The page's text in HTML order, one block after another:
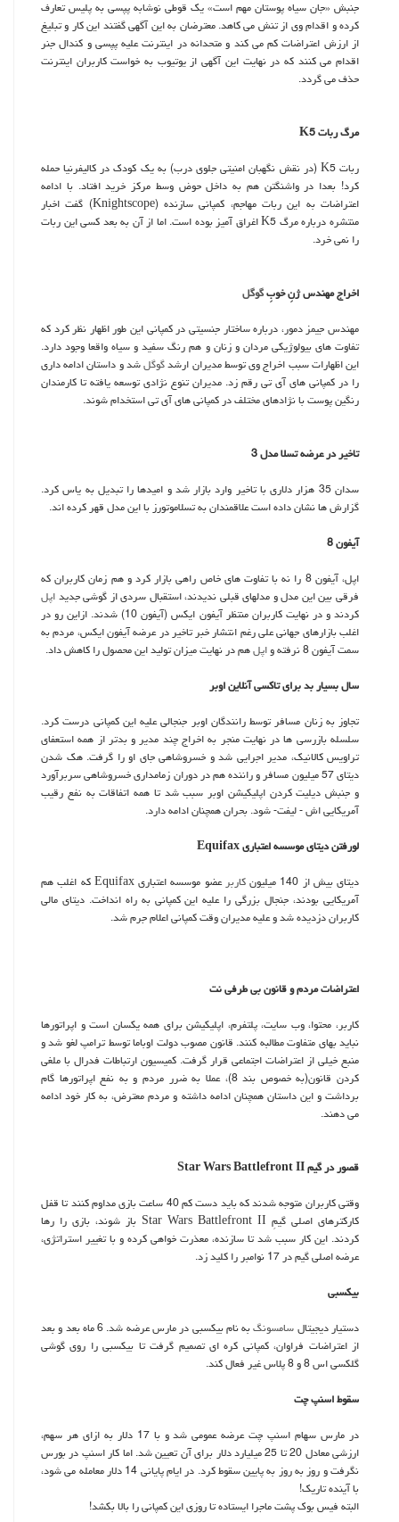
جنبش «جان سیاه پوستان مهم است» یك قوطی نوشابه پپسی به پلیس تعارف
كرده و اقدام وی از تنش می كاهد. معترضان به این آگهی گفتند این كار و تبلیغ
از ارزش اعتراضات كم می كند و متحدانه در اینترنت علیه پپسی و كندال جنر
اقدام می كنند كه در نهایت این آگهی از یوتیوب به خواست كاربران اینترنت
حذف می گردد.
مرگ ربات K5
ربات K5 (در نقش نگهبان امنیتی جلوی درب) به یك كودك در كالیفرنیا حمله
كرد! بعدا در واشنگتن هم به داخل حوض وسط مركز خرید افتاد. با ادامه
اعتراضات به این ربات مهاجم، كمپانی سازنده (Knightscope) گفت اخبار
منتشره درباره مرگ K5 اغراق آمیز بوده است. اما از آن به بعد كسی این ربات
را نمی خرد.
اخراج مهندس ژنِ خوبِگوگل
مهندس جیمز دمور، درباره ساختار جنسیتی در كمپانی این طور اظهار نظر كرد كه
تفاوت های بیولوژیكی مردان و زنان و هم رنگ سفید و سیاه واقعا وجود دارد.
این اظهارات سبب اخراج وی توسط مدیران ارشدگوگلشد و داستان ادامه داری
را در كمپانی های آی تی رقم زد. مدیران تنوع نژادی توسعه یافته تا كارمندان
رنگین پوست با نژادهای مختلف در كمپانی های آی تی استخدام شوند.
تاخیر در عرضه تسلا مدل 3
سدان 35 هزار دلاری با تاخیر وارد بازار شد و امیدها را تبدیل به یاس كرد.
گزارش ها نشان داده است علاقمندان به تسلاموتورز با این مدل قهر كرده اند.
آیفون 8
اپل، آیفون 8 را نه با تفاوت های خاص راهی بازار كرد و هم زمان كاربران كه
فرقی بین این مدل و مدلهای قبلی ندیدند، استقبال سردی از گوشی جدیداپل
كردند و در نهایت كاربران منتظر آیفون ایكس (آیفون 10) شدند. ازاین رو در
اغلب بازارهای جهانی علی رغم انتشار خبر تاخیر در عرضه آیفون ایكس، مردم به
سمت آیفون 8 نرفته و
اپلهم در نهایت میزان تولید این محصول را كاهش داد.
سال بسیار بد برای تاكسی آنلاین اوبر
تجاوز به زنان مسافر توسط رانندگان اوبر جنجالی علیه این كمپانی درست كرد.
سلسله بازرسی ها در نهایت منجر به اخراج چند مدیر و بدتر از همه استعفای
تراویس كالانیك، مدیر اجرایی شد و خسروشاهی جای او را گرفت. هك شدن
دیتای 57 میلیون مسافر و راننده هم در دوران زمامداری خسروشاهی سربرآورد
و جنبش دیلیت كردن اپلیكیشن اوبر سبب شد تا همه اتفاقات به نفع رقیب
آمریكایی اش - لیفت- شود. بحران همچنان ادامه دارد.
لورفتن دیتای موسسه اعتباری Equifax
دیتای بیش از 140 میلیون
كاربر
عضو موسسه اعتباری Equifax كه اغلب هم
آمریكایی بودند، جنجال بزرگی را علیه این كمپانی به راه انداخت. دیتای مالی
كاربران دزدیده شد و علیه مدیران وقت كمپانی اعلام جرم شد.
اعتراضات مردم و قانون بی طرفی نت
كاربر، محتوا، وب سایت، پلتفرم، اپلیكیشن برای همه یكسان است و اپراتورها
نباید بهای متفاوت مطالبه كنند. قانون مصوب دولت اوباما توسط ترامپ لغو شد و
منبع خیلی از اعتراضات اجتماعی قرار گرفت. كمیسیون ارتباطات فدرال با ملغی
كردن قانون(به خصوص بند 8)، عملا به ضرر مردم و به نفع اپراتورها گام
برداشت و این داستان همچنان ادامه داشته و مردم معترض، به كار خود ادامه
می دهند.
قصور در گیم Star Wars Battlefront II
وقتی كاربران متوجه شدند كه باید دست كم 40 ساعت بازی مداوم كنند تا قفل
كاركترهای اصلی گیمِ Star Wars Battlefront II باز شوند، بازی را رها
كردند. این كار سبب شد تا سازنده، معذرت خواهی كرده و با تغییر استراتژی،
عرضه اصلی گیم در 17 نوامبر را كلید زد.
بیكسبی
دستیار دیجیتالسامسونگ
به نام بیكسبی در مارس عرضه شد. 6 ماه بعد و بعد
از اعتراضات فراوان، كمپانی كره ای تصمیم گرفت تا بیكسبی را روی گوشی
گلكسی اس 8 و 8 پلاس غیر فعال كند.
سقوط اسنپ چت
در مارس سهام اسنپ چت عرضه عمومی شد و با 17 دلار به ازای هر سهم،
ارزشی معادل 20 تا 25 میلیارد دلار برای آن تعیین شد. اما كار اسنپ در بورس
نگرفت و روز به روز به پایین سقوط كرد. در ایام پایانی 14 دلار معامله می شود،
با آینده تاریك!
البته فیس بوك پشت ماجرا ایستاده تا روزی این كمپانی را بالا بكشد!